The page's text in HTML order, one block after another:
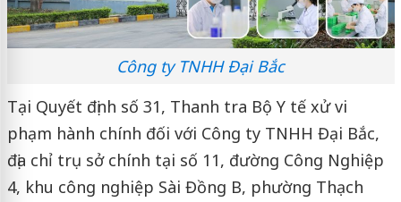
Công ty TNHH Đại Bắc
Tại Quyết định số 31, Thanh tra Bộ Y tế xử vi
phạm hành chính đối với Công ty TNHH Đại Bắc,
địa chỉ trụ sở chính tại số 11, đường Công Nghiệp
4, khu công nghiệp Sài Đồng B, phường Thạch